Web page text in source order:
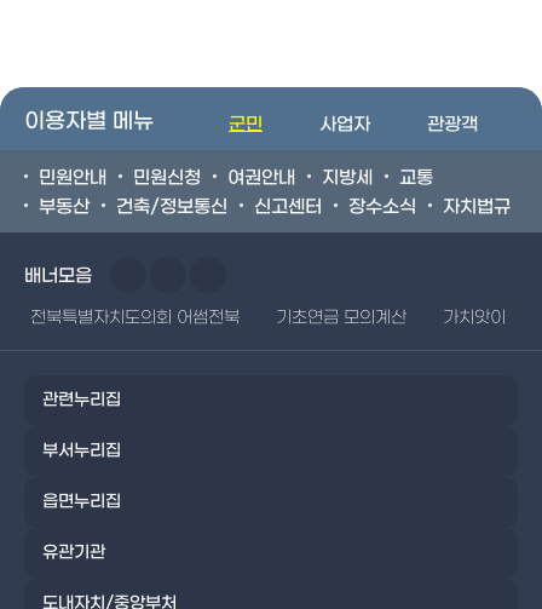
이용자별 메뉴 군민 사업자 관광객
민원안내 민원신청 여권안내 지방세
교통
부동산
건축/정보통신 신고센터 장수소식 자치법규
배너모음
전북특별자치도의회 어썸전북 기초연금 모의계산 가치앗이
관련누리집
부서누리집
읍면누리집
유관기관
도내자치/중앙부처